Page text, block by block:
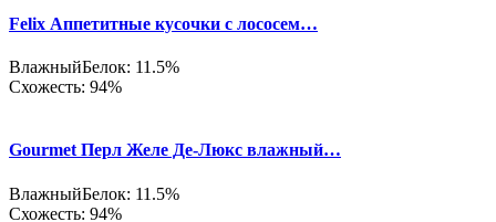
Felix Аппетитные кусочки с лососем…
ВлажныйБелок: 11.5%
Схожесть: 94%
Gourmet Перл Желе Де-Люкс влажный…
ВлажныйБелок: 11.5%
Схожесть: 94%